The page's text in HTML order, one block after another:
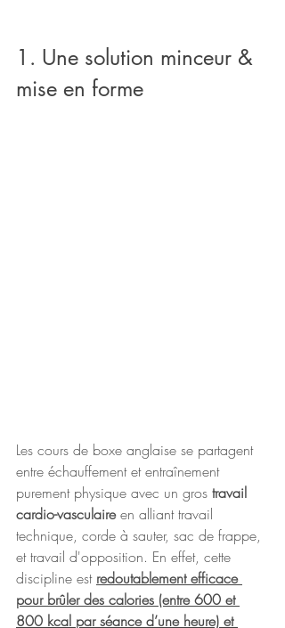
1. Une solution minceur &
mise en forme
Les cours de boxe anglaise se partagent
entre échauffement et entraînement
purement physique avec un gros travail
cardio-vasculaire en alliant travail
technique, corde à sauter, sac de frappe,
et travail d'opposition. En effet, cette
discipline est redoutablement efficace
pour brûler des calories (entre 600 et
800 kcal par séance d’une heure) et